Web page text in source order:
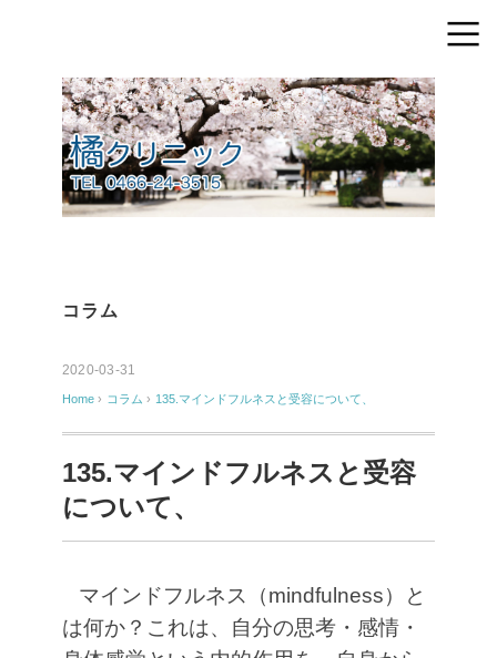
コラム
2020-03-31
Home › コラム › 135.マインドフルネスと受容について、
135.マインドフルネスと受容
について、
マインドフルネス（mindfulness）と
は何か？これは、自分の思考・感情・